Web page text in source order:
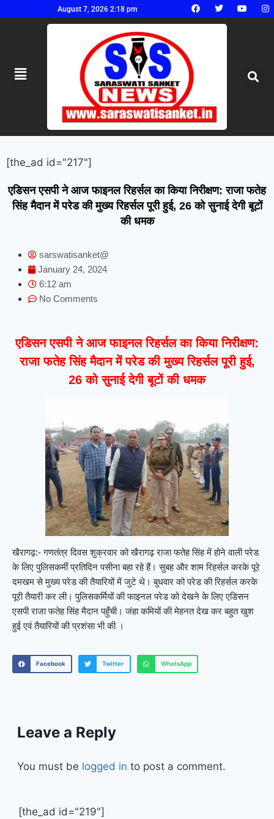
August 7, 2026 2:18 pm
[the_ad id="217"]
एडिसन एसपी ने आज फाइनल रिहर्सल का किया निरीक्षण: राजा फतेह
सिंह मैदान में परेड की मुख्य रिहर्सल पूरी हुई, 26 को सुनाई देगी बूटों
की धमक
sarswatisanket@
January 24, 2024
6:12 am
No Comments
एडिसन एसपी ने आज फाइनल रिहर्सल का किया निरीक्षण:
राजा फतेह सिंह मैदान में परेड की मुख्य रिहर्सल पूरी हुई,
26 को सुनाई देगी बूटों की धमक
खैरागढ़:- गणतंत्र दिवस शुक्रवार को खैरागढ़ राजा फतेह सिंह में होने वाली परेड
के लिए पुलिसकर्मी प्रतिदिन पसीना बहा रहे हैं। सुबह और शाम रिहर्सल करके पूरे
दमखम से मुख्य परेड की तैयारियों में जुटे थे। बुधवार को परेड की रिहर्सल करके
पूरी तैयारी कर ली। पुलिसकर्मियों की फाइनल परेड को देखने के लिए एडिसन
एसपी राजा फतेह सिंह मैदान पहुँची। जंहा कमियों की मेहनत देख कर बहुत खुश
हुई एवं तैयारियों की प्रशंसा भी की ।
Facebook Twitter WhatsApp
Leave a Reply
You must be logged in to post a comment.
[the_ad id="219"]